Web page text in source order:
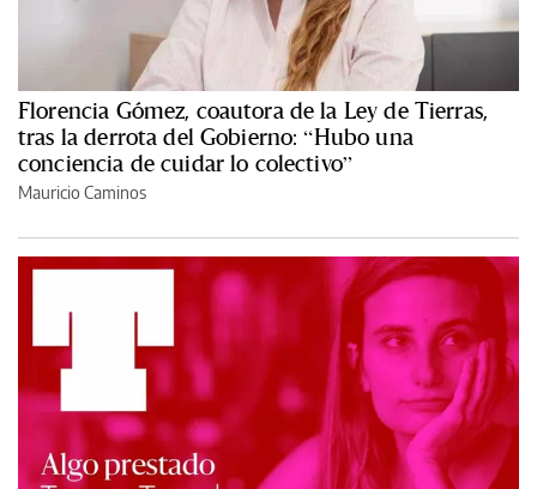
Florencia Gómez, coautora de la Ley de Tierras,
tras la derrota del Gobierno: “Hubo una
conciencia de cuidar lo colectivo”
Mauricio Caminos